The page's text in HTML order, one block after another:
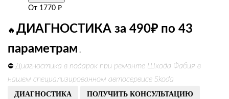
От 1770 ₽
🔥 ДИАГНОСТИКА за 490₽ по 43
параметрам .
⛔ Диагностика в подарок при ремонте Шкода Фабия в
нашем специализированном автосервисе Skoda
ДИАГНОСТИКА ПОЛУЧИТЬ КОНСУЛЬТАЦИЮ